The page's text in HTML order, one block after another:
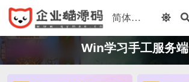
Win学习手工服务端